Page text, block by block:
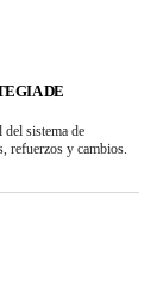
DE
del sistema de
refuerzos y cambios.